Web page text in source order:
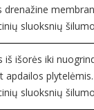
sluoksnių
iš išorės iki
sluoksnių